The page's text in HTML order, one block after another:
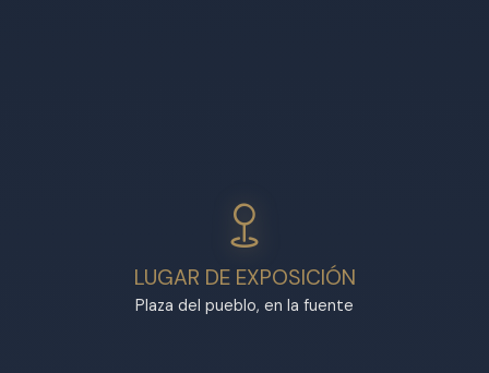
LUGAR DE EXPOSICIÓN
Plaza del pueblo, en la fuente